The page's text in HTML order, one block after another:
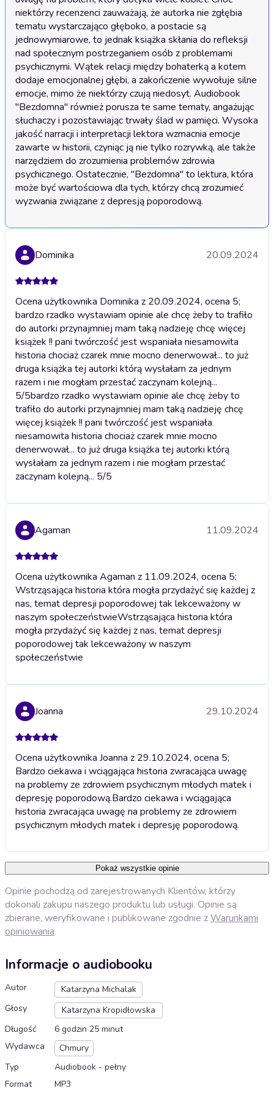
niektórzy recenzenci zauważają, że autorka nie zgłębia
tematu wystarczająco głęboko, a postacie są
jednowymiarowe, to jednak książka skłania do refleksji
nad społecznym postrzeganiem osób z problemami
psychicznymi. Wątek relacji między bohaterką a kotem
dodaje emocjonalnej głębi, a zakończenie wywołuje silne
emocje, mimo że niektórzy czują niedosyt. Audiobook
"Bezdomna" również porusza te same tematy, angażując
słuchaczy i pozostawiając trwały ślad w pamięci. Wysoka
jakość narracji i interpretacji lektora wzmacnia emocje
zawarte w historii, czyniąc ją nie tylko rozrywką, ale także
narzędziem do zrozumienia problemów zdrowia
psychicznego. Ostatecznie, "Bezdomna" to lektura, która
może być wartościowa dla tych, którzy chcą zrozumieć
wyzwania związane z depresją poporodową.
Dominika 20.09.2024
Ocena użytkownika Dominika z 20.09.2024, ocena 5;
bardzo rzadko wystawiam opinie ale chcę żeby to trafiło
do autorki przynajmniej mam taką nadzieję chcę więcej
książek !! pani twórczość jest wspaniała niesamowita
historia chociaż czarek mnie mocno denerwował... to już
druga książka tej autorki którą wysłałam za jednym
razem i nie mogłam przestać zaczynam kolejną...
5/5bardzo rzadko wystawiam opinie ale chcę żeby to
trafiło do autorki przynajmniej mam taką nadzieję chcę
więcej książek !! pani twórczość jest wspaniała
niesamowita historia chociaż czarek mnie mocno
denerwował... to już druga książka tej autorki którą
wysłałam za jednym razem i nie mogłam przestać
zaczynam kolejną... 5/5
Agaman 11.09.2024
Ocena użytkownika Agaman z 11.09.2024, ocena 5;
Wstrząsająca historia która mogła przydażyć się każdej z
nas, temat depresji poporodowej tak lekceważony w
naszym społeczeństwieWstrząsająca historia która
mogła przydażyć się każdej z nas, temat depresji
poporodowej tak lekceważony w naszym
społeczeństwie
Joanna 29.10.2024
Ocena użytkownika Joanna z 29.10.2024, ocena 5;
Bardzo ciekawa i wciągająca historia zwracająca uwagę
na problemy ze zdrowiem psychicznym młodych matek i
depresję poporodową.Bardzo ciekawa i wciągająca
historia zwracająca uwagę na problemy ze zdrowiem
psychicznym młodych matek i depresję poporodową.
Pokaż wszystkie opinie
Opinie pochodzą od zarejestrowanych Klientów, którzy
dokonali zakupu naszego produktu lub usługi. Opinie są
zbierane, weryfikowane i publikowane zgodnie zWarunkami
opiniowania.
Informacje o audiobooku
Autor
Katarzyna Michalak
Głosy
Katarzyna Kropidłowska
Długość
6 godzin 25 minut
Wydawca
Chmury
Typ
Audiobook - pełny
Format
MP3